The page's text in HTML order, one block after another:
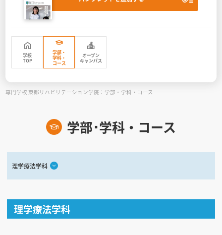
入試・受験入門
お役立ち情報
校内オンラインガイダンス
アンケートフォーム（学校用）
学校
TOP
学部・
学科・
コース
オープン
キャンパス
専門学校 東都リハビリテーション学院：学部・学科・コース
学部･学科・コース
理学療法学科
理学療法学科